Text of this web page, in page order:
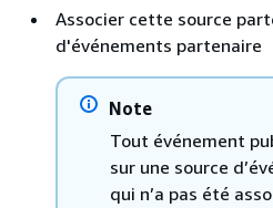
Associer cette source
d'événements partenaire
Note
Tout événement
sur une source
qui n’a pas été